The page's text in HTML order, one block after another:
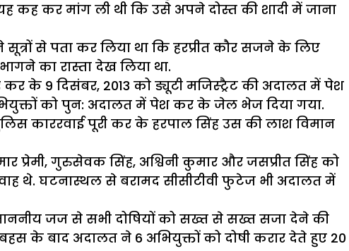
कह कर मांग ली थी कि उसे अपने दोस्त की शादी में जाना
से पता कर लिया था कि हरप्रीत कौर सजने के लिए
का रास्ता देख लिया था.
के 9 दिसंबर, 2013 को ड्यूटी मजिस्ट्रैट की अदालत में पेश
को पुन: अदालत में पेश कर के जेल भेज दिया गया.
काररवाई पूरी कर के हरपाल सिंह उस की लाश विमान
प्रेमी, गुरुसेवक सिंह, अश्विनी कुमार और जसप्रीत सिंह को
थे. घटनास्थल से बरामद सीसीटीवी फुटेज भी अदालत में
जज से सभी दोषियों को सख्त से सख्त सजा देने की
के बाद अदालत ने 6 अभियुक्तों को दोषी करार देते हुए 20